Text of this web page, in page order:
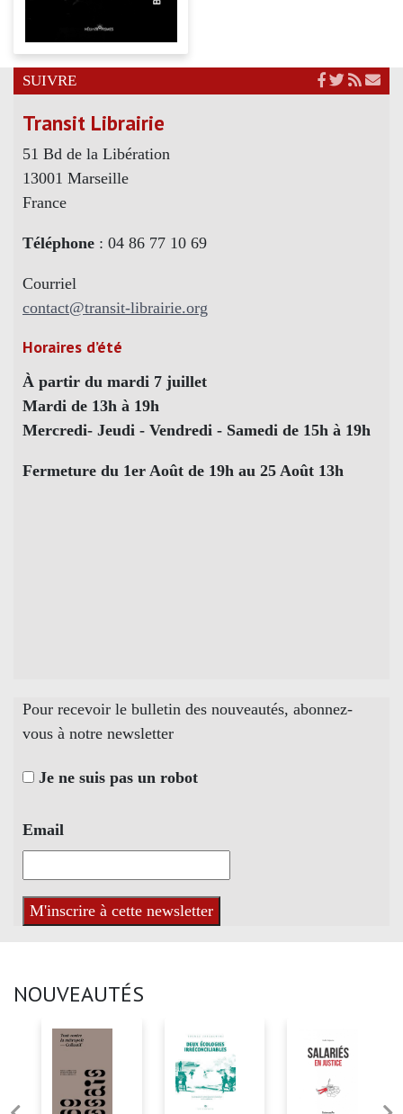
SUIVRE
Transit Librairie
51 Bd de la Libération
13001 Marseille
France
Téléphone : 04 86 77 10 69
Courriel
contact@transit-librairie.org
Horaires d’été
À partir du mardi 7 juillet
Mardi de 13h à 19h
Mercredi- Jeudi - Vendredi - Samedi de 15h à 19h
Fermeture du 1er Août de 19h au 25 Août 13h
Pour recevoir le bulletin des nouveautés, abonnez-
vous à notre newsletter
Je ne suis pas un robot
Email
NOUVEAUTÉS